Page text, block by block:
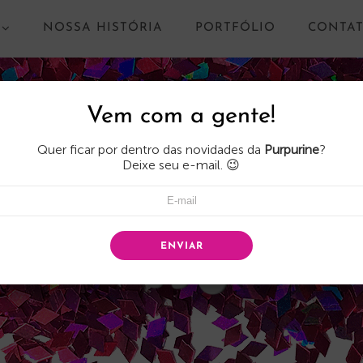
NOSSA HISTÓRIA PORTFÓLIO
Vem com a gente!
Quer ficar por dentro das novidades da Purpurine?
Deixe seu e-mail. 😉
ENVIAR